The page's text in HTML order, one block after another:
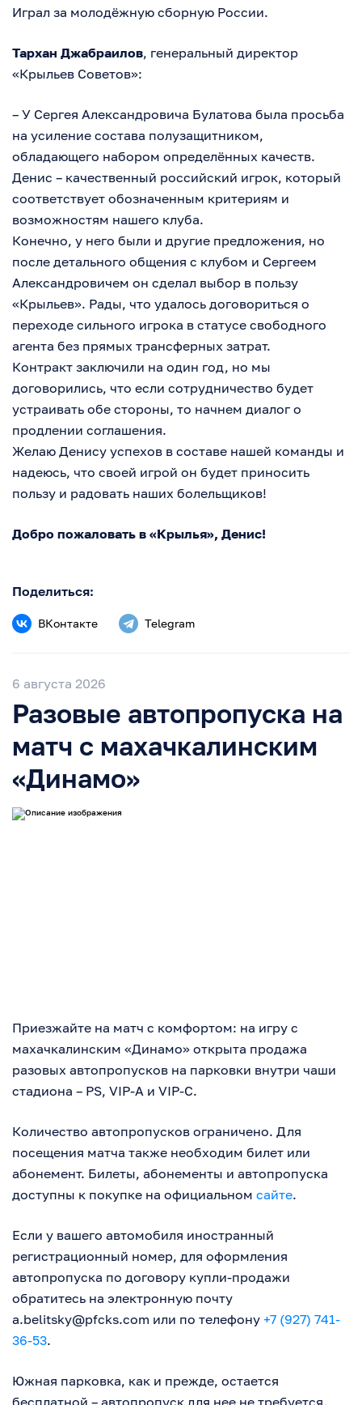
Играл за молодёжную сборную России.
Тархан Джабраилов, генеральный директор
«Крыльев Советов»:
– У Сергея Александровича Булатова была просьба
на усиление состава полузащитником,
обладающего набором определённых качеств.
Денис – качественный российский игрок, который
соответствует обозначенным критериям и
возможностям нашего клуба.
Конечно, у него были и другие предложения, но
после детального общения с клубом и Сергеем
Александровичем он сделал выбор в пользу
«Крыльев». Рады, что удалось договориться о
переходе сильного игрока в статусе свободного
агента без прямых трансферных затрат.
Контракт заключили на один год, но мы
договорились, что если сотрудничество будет
устраивать обе стороны, то начнем диалог о
продлении соглашения.
Желаю Денису успехов в составе нашей команды и
надеюсь, что своей игрой он будет приносить
пользу и радовать наших болельщиков!
Добро пожаловать в «Крылья», Денис!
Поделиться:
ВКонтакте Telegram
6 августа 2026
Разовые автопропуска на
матч с махачкалинским
«Динамо»
Приезжайте на матч с комфортом: на игру с
махачкалинским «Динамо» открыта продажа
разовых автопропусков на парковки внутри чаши
стадиона – PS, VIP-A и VIP-C.
Количество автопропусков ограничено. Для
посещения матча также необходим билет или
абонемент. Билеты, абонементы и автопропуска
доступны к покупке на официальном сайте.
Если у вашего автомобиля иностранный
регистрационный номер, для оформления
автопропуска по договору купли-продажи
обратитесь на электронную почту
a.belitsky@pfcks.com или по телефону +7 (927) 741-
36-53.
Южная парковка, как и прежде, остается